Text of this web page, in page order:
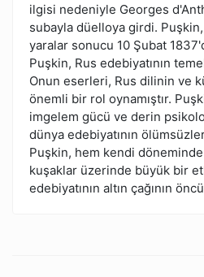
ilgisi nedeniyle Georges
subayla düelloya girdi. Puşkin,
yaralar sonucu 10 Şubat
Puşkin, Rus edebiyatının
Onun eserleri, Rus dilinin ve
önemli bir rol oynamıştır.
imgelem gücü ve derin
dünya edebiyatının
Puşkin, hem kendi
kuşaklar üzerinde büyük bir
edebiyatının altın çağının